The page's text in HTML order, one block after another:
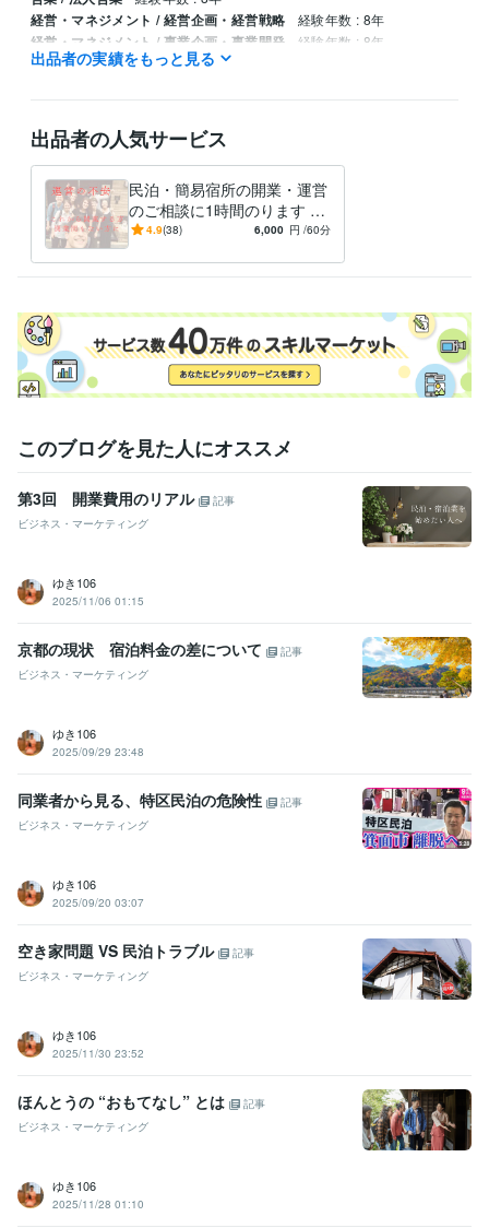
経営・マネジメント / 経営企画・経営戦略 経験年数 : 8年
経営・マネジメント / 事業企画・事業開発 経験年数 : 8年
事務・ビジネスサポート / 事務（一般事務）
職歴
株式会社共佑
有限会社井村興産 2013年3月 ~ 2016年2月
株式会社ｃｌｉｐ 2021年11月 ~ 現在
資格・検定
日商簿記検定2級 取得年 : 2012年
国内旅行業務取扱管理者
ビジネス代行・事務代行 宿泊業アドバイス
民泊 コンサル ホテル
出品者の実績をもっと見る
出品者の人気サービス
民泊・簡易宿所の開業・運営
のご相談に1時間のります 宿
泊業をしたい！でも売上が確
方に
4.9(38) 6,000 円 /60分
このブログを見た人にオススメ
第3回 開業費用のリアル
記事
ビジネス・マーケティング
ゆき106
2025/11/06 01:15
京都の現状 宿泊料金の差について
記事
ビジネス・マーケティング
ゆき106
2025/09/29 23:48
同業者から見る、特区民泊の危険性
記事
ビジネス・マーケティング
ゆき106
2025/09/20 03:07
空き家問題 VS 民泊トラブル
記事
ビジネス・マーケティング
ゆき106
2025/11/30 23:52
ほんとうの “おもてなし” とは
記事
ビジネス・マーケティング
ゆき106
2025/11/28 01:10